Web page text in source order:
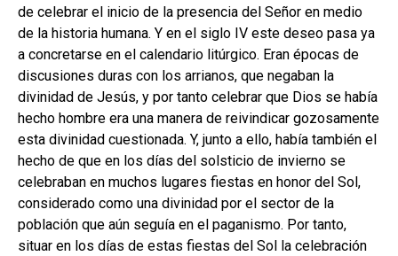
de celebrar el inicio de la presencia del Señor en medio
de la historia humana. Y en el siglo IV este deseo pasa ya
a concretarse en el calendario litúrgico. Eran épocas de
discusiones duras con los arrianos, que negaban la
divinidad de Jesús, y por tanto celebrar que Dios se había
hecho hombre era una manera de reivindicar gozosamente
esta divinidad cuestionada. Y, junto a ello, había también el
hecho de que en los días del solsticio de invierno se
celebraban en muchos lugares fiestas en honor del Sol,
considerado como una divinidad por el sector de la
población que aún seguía en el paganismo. Por tanto,
situar en los días de estas fiestas del Sol la celebración